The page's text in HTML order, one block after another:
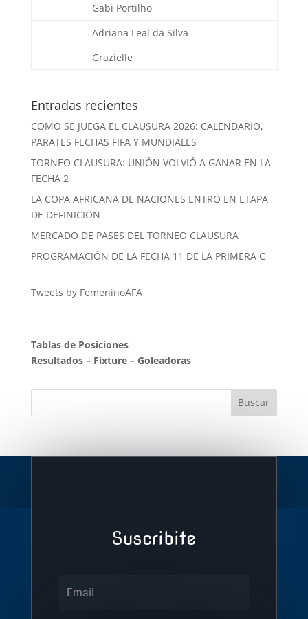
Gabi Portilho
Adriana Leal da Silva
Grazielle
Entradas recientes
COMO SE JUEGA EL CLAUSURA 2026: CALENDARIO,
PARATES FECHAS FIFA Y MUNDIALES
TORNEO CLAUSURA: UNIÓN VOLVIÓ A GANAR EN LA
FECHA 2
LA COPA AFRICANA DE NACIONES ENTRÓ EN ETAPA
DE DEFINICIÓN
MERCADO DE PASES DEL TORNEO CLAUSURA
PROGRAMACIÓN DE LA FECHA 11 DE LA PRIMERA C
Tweets by FemeninoAFA
Tablas de Posiciones
Resultados– Fixture– Goleadoras
Suscribite